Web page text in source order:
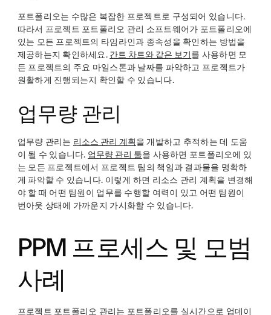
포트폴리오는 수많은 복잡한 프로젝트로 구성되어 있습니다.
따라서 프로젝트 포트폴리오 관리 소프트웨어가 포트폴리오에
있는 모든 프로젝트의 타임라인과 종속성을 확인하는 방법을
제공하는지 확인하세요. 간트 차트와 같은 보기를 사용하면 모
든 프로젝트의 주요 마일스톤과 날짜를 파악하고 프로젝트가
원활하게 진행되는지 확인할 수 있습니다.
업무량 관리
업무량 관리는 리소스 관리 계획을 개발하고 추적하는 데 도움
이 될 수 있습니다. 업무량 관리 툴을 사용하면 포트폴리오에 있
는 모든 프로젝트에서 프로젝트 팀의 책임과 결과물을 명확하
게 파악할 수 있습니다. 이렇게 하면 리소스 관리 계획을 변경해
야 할 때 어떤 팀원이 업무를 수행할 여력이 있고 어떤 팀원이
번아웃 상태에 가까운지 가시화할 수 있습니다.
PPM 프로세스 및 모범
사례
프로젝트 포트폴리오 관리는 포트폴리오를 실시간으로 업데이